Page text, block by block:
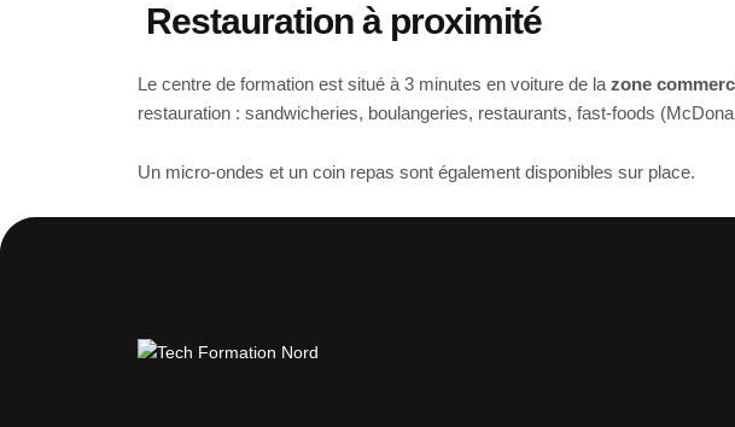
Restauration à proximité
Le centre de formation est situé à 3 minutes en voiture de la zone
restauration : sandwicheries, boulangeries, restaurants, fast-foods
Un micro-ondes et un coin repas sont également disponibles sur place.